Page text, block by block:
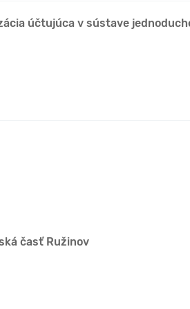
účtujúca v sústave
časť Ružinov